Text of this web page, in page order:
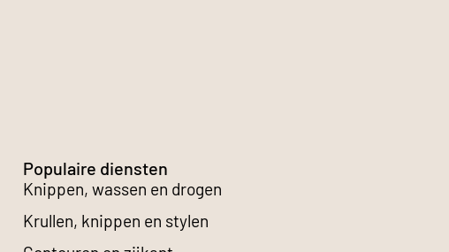
Populaire diensten
Knippen, wassen en drogen
Krullen, knippen en stylen